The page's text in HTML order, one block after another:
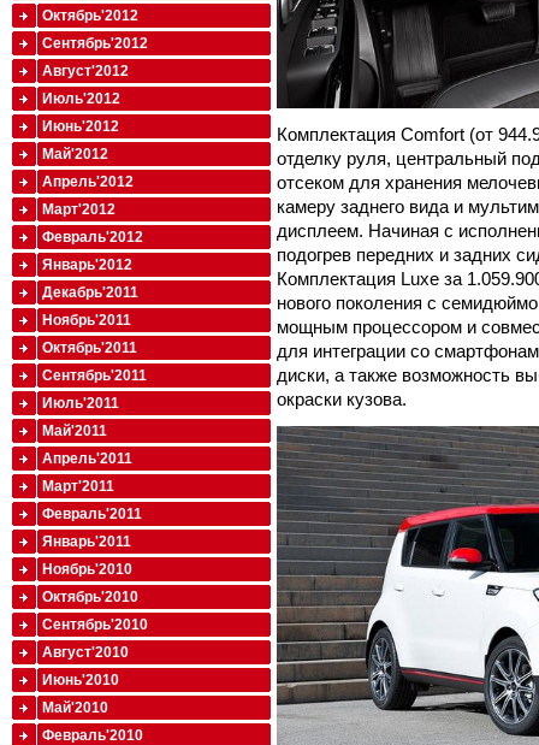
Комплектация Comfort (от
отделку руля, центральный
отсеком для хранения
камеру заднего вида и
дисплеем. Начиная с
подогрев передних и задних
Комплектация Luxe за
нового поколения с
мощным процессором и
для интеграции со
диски, а также возможность
окраски кузова.
Октябрь'2012
Сентябрь'2012
Август'2012
Июль'2012
Июнь'2012
Май'2012
Апрель'2012
Март'2012
Февраль'2012
Январь'2012
Декабрь'2011
Ноябрь'2011
Октябрь'2011
Сентябрь'2011
Июль'2011
Май'2011
Апрель'2011
Март'2011
Февраль'2011
Январь'2011
Ноябрь'2010
Октябрь'2010
Сентябрь'2010
Август'2010
Июнь'2010
Май'2010
Февраль'2010